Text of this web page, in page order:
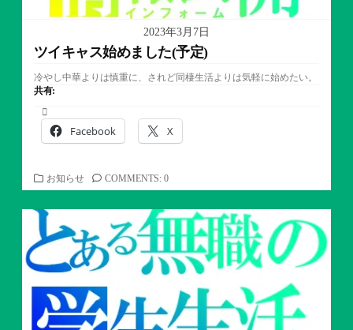
2023年3月7日
ツイキャス始めました(予定)
冷やし中華よりは慎重に、されど同棲生活よりは気軽に始めたい。
共有:
Facebook X
カ
テ
ゴ
ー
お知らせ COMMENTS: 0